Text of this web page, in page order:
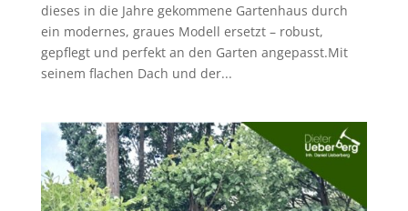
dieses in die Jahre gekommene Gartenhaus durch
ein modernes, graues Modell ersetzt – robust,
gepflegt und perfekt an den Garten angepasst.Mit
seinem flachen Dach und der...